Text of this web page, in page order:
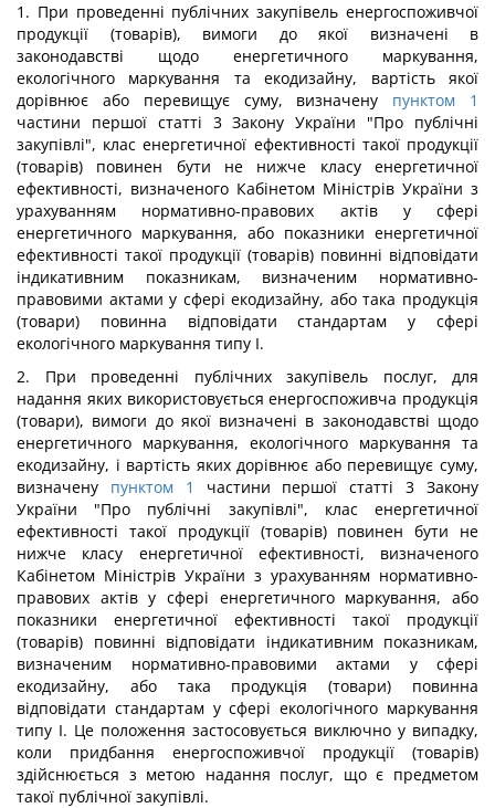
1. При проведенні публічних закупівель енергоспоживчої
продукції (товарів), вимоги до якої визначені в
законодавстві щодо енергетичного маркування,
екологічного маркування та екодизайну, вартість якої
дорівнює або перевищує суму, визначену пунктом 1
частини першої статті 3 Закону України "Про публічні
закупівлі", клас енергетичної ефективності такої продукції
(товарів) повинен бути не нижче класу енергетичної
ефективності, визначеного Кабінетом Міністрів України з
урахуванням нормативно-правових актів у сфері
енергетичного маркування, або показники енергетичної
ефективності такої продукції (товарів) повинні відповідати
індикативним показникам, визначеним нормативно-
правовими актами у сфері екодизайну, або така продукція
(товари) повинна відповідати стандартам у сфері
екологічного маркування типу I.
2. При проведенні публічних закупівель послуг, для
надання яких використовується енергоспоживча продукція
(товари), вимоги до якої визначені в законодавстві щодо
енергетичного маркування, екологічного маркування та
екодизайну, і вартість яких дорівнює або перевищує суму,
визначену пунктом 1
частини першої статті 3 Закону
України "Про публічні закупівлі", клас енергетичної
ефективності такої продукції (товарів) повинен бути не
нижче класу енергетичної ефективності, визначеного
Кабінетом Міністрів України з урахуванням нормативно-
правових актів у сфері енергетичного маркування, або
показники енергетичної ефективності такої продукції
(товарів) повинні відповідати індикативним показникам,
визначеним нормативно-правовими актами у сфері
екодизайну, або така продукція (товари) повинна
відповідати стандартам у сфері екологічного маркування
типу I. Це положення застосовується виключно у випадку,
коли придбання енергоспоживчої продукції (товарів)
здійснюється з метою надання послуг, що є предметом
такої публічної закупівлі.